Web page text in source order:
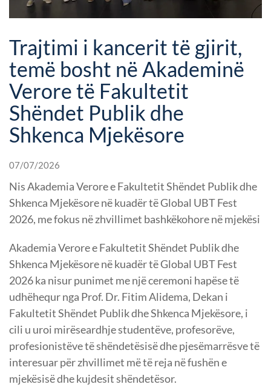
Trajtimi i kancerit të gjirit,
temë bosht në Akademinë
Verore të Fakultetit
Shëndet Publik dhe
Shkenca Mjekësore
07/07/2026
Nis Akademia Verore e Fakultetit Shëndet Publik dhe
Shkenca Mjekësore në kuadër të Global UBT Fest
2026, me fokus në zhvillimet bashkëkohore në mjekësi
Akademia Verore e Fakultetit Shëndet Publik dhe
Shkenca Mjekësore në kuadër të Global UBT Fest
2026 ka nisur punimet me një ceremoni hapëse të
udhëhequr nga Prof. Dr. Fitim Alidema, Dekan i
Fakultetit Shëndet Publik dhe Shkenca Mjekësore, i
cili u uroi mirëseardhje studentëve, profesorëve,
profesionistëve të shëndetësisë dhe pjesëmarrësve të
interesuar për zhvillimet më të reja në fushën e
mjekësisë dhe kujdesit shëndetësor.